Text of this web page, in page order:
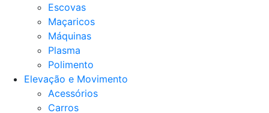
Escovas
Maçaricos
Máquinas
Plasma
Polimento
Elevação e Movimento
Acessórios
Carros